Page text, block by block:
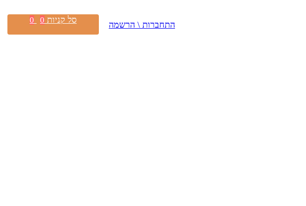
התחברות \ הרשמה סל קניות 0
0